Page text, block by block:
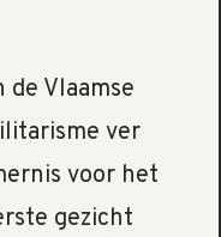
Vlaamse
ver
voor het
gezicht